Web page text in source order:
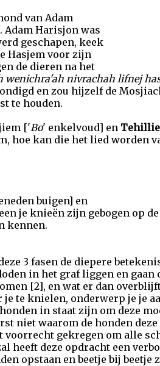
van Adam
Harisjon was
geschapen, keek
Hasjem voor zijn
de dieren na het
wenichra'ah nivrachah lifnej
en zou hijzelf de
te houden.
['Bo' enkelvoud] en
hoe kan die het lied worden
buigen] en
je knieën zijn gebogen op
kennen.
3 fasen de diepere
in het graf liggen en gaan
[2], en wat er dan
te knielen, onderwerp je je
in staat zijn om deze
niet waarom de honden deze
voorrecht gekregen om alle
heeft deze opdracht een
opstaan en beetje bij beetje